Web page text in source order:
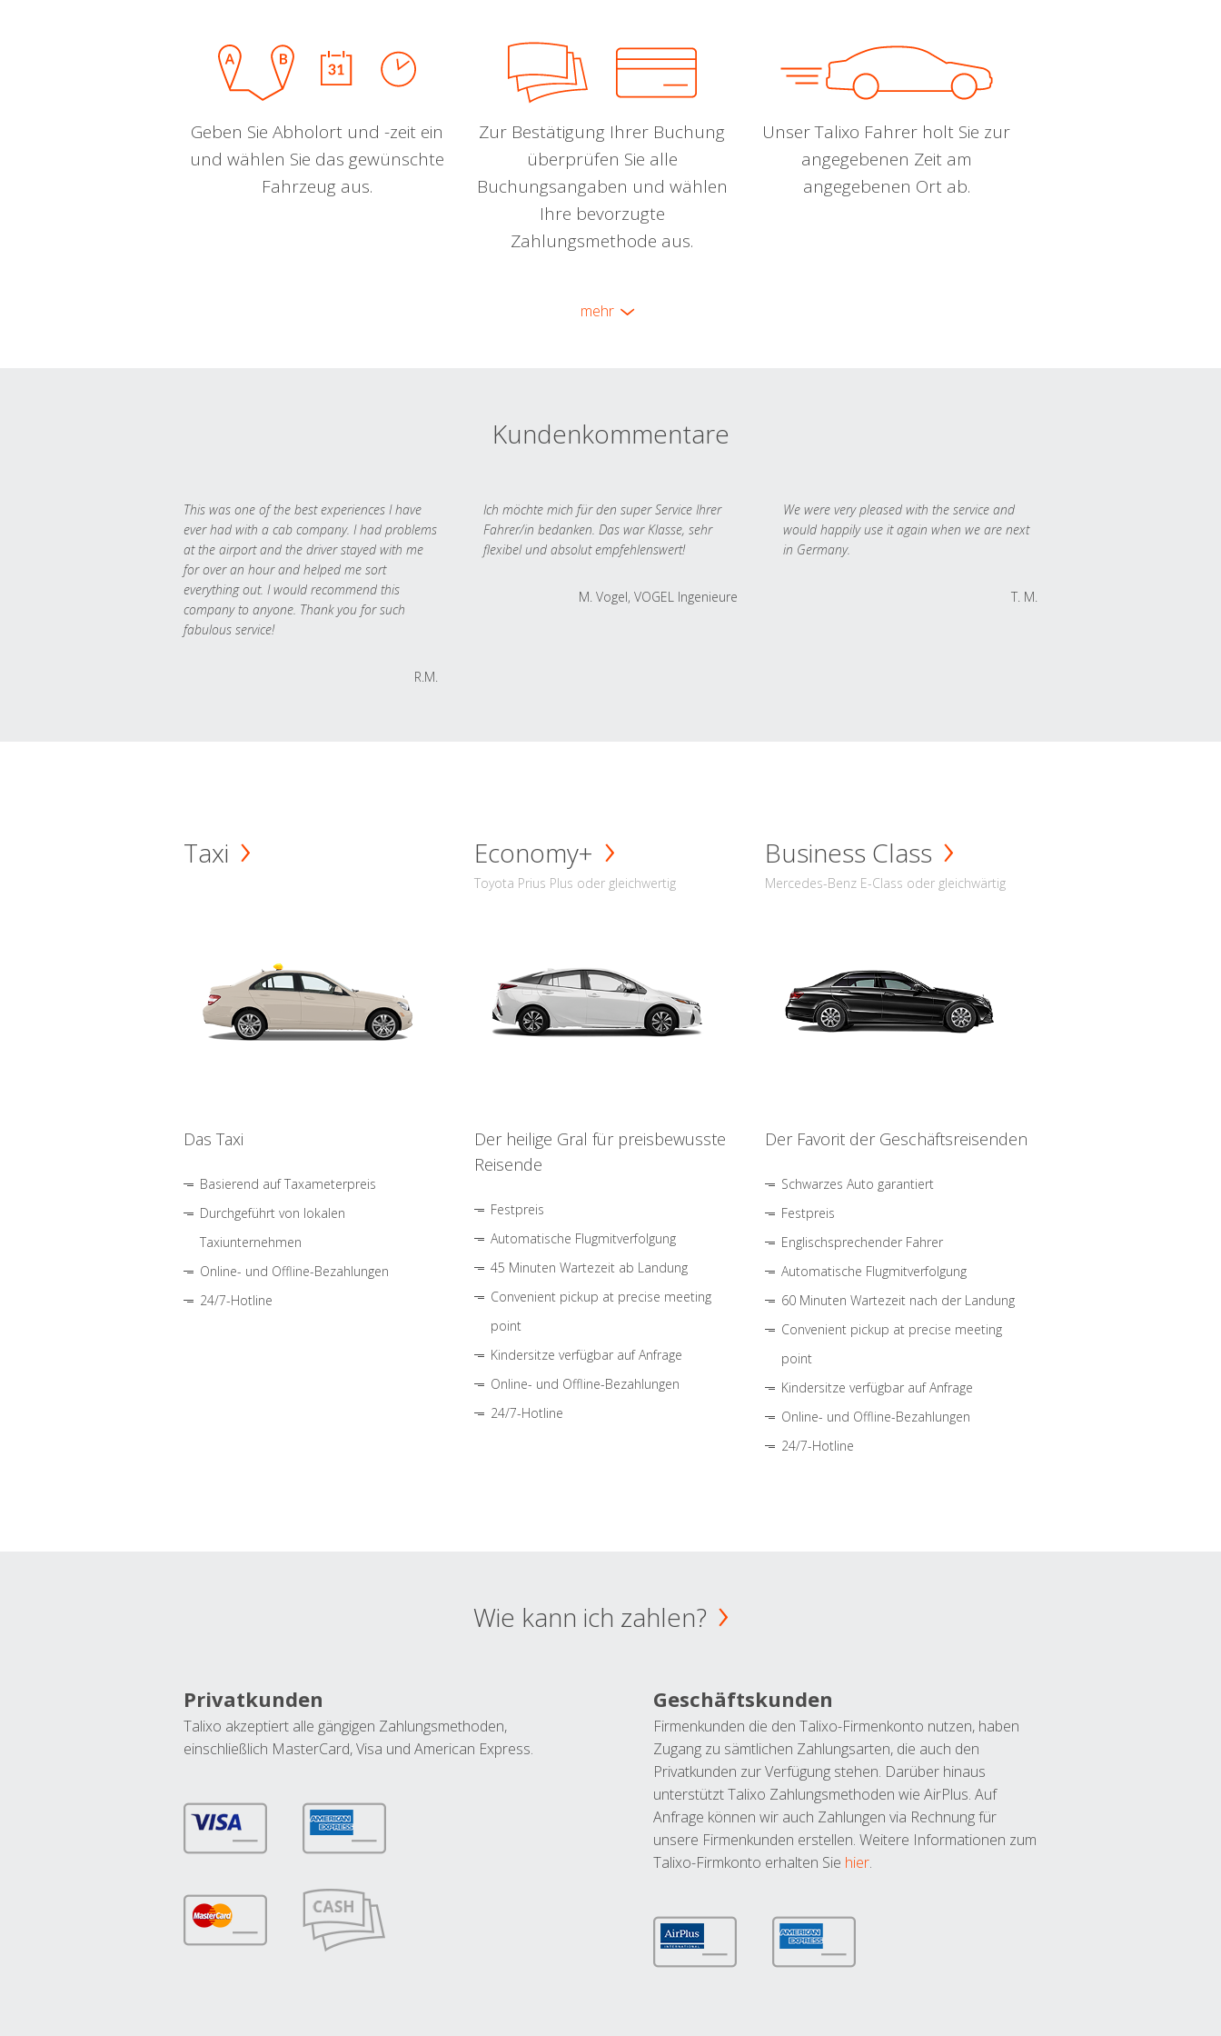
Geben Sie Abholort und -zeit ein
und wählen Sie das gewünschte
Fahrzeug aus.
Zur Bestätigung Ihrer Buchung
überprüfen Sie alle
Buchungsangaben und wählen
Ihre bevorzugte
Zahlungsmethode aus.
Unser Talixo Fahrer holt Sie zur
angegebenen Zeit am
angegebenen Ort ab.
mehr
Kundenkommentare
This was one of the best experiences I have
ever had with a cab company. I had problems
at the airport and the driver stayed with me
for over an hour and helped me sort
everything out. I would recommend this
company to anyone. Thank you for such
fabulous service!
R.M.
Ich möchte mich für den super Service Ihrer
Fahrer/in bedanken. Das war Klasse, sehr
flexibel und absolut empfehlenswert!
M. Vogel, VOGEL Ingenieure
We were very pleased with the service and
would happily use it again when we are next
in Germany.
T. M.
Taxi
Das Taxi
Basierend auf Taxameterpreis
Durchgeführt von lokalen
Taxiunternehmen
Online- und Offline-Bezahlungen
24/7-Hotline
Economy+
Toyota Prius Plus oder gleichwertig
Der heilige Gral für preisbewusste
Reisende
Festpreis
Automatische Flugmitverfolgung
45 Minuten Wartezeit ab Landung
Convenient pickup at precise meeting
point
Kindersitze verfügbar auf Anfrage
Online- und Offline-Bezahlungen
24/7-Hotline
Business Class
Mercedes-Benz E-Class oder gleichwärtig
Der Favorit der Geschäftsreisenden
Schwarzes Auto garantiert
Festpreis
Englischsprechender Fahrer
Automatische Flugmitverfolgung
60 Minuten Wartezeit nach der Landung
Convenient pickup at precise meeting
point
Kindersitze verfügbar auf Anfrage
Online- und Offline-Bezahlungen
24/7-Hotline
Wie kann ich zahlen?
Privatkunden
Talixo akzeptiert alle gängigen Zahlungsmethoden,
einschließlich MasterCard, Visa und American Express.
Geschäftskunden
Firmenkunden die den Talixo-Firmenkonto nutzen, haben
Zugang zu sämtlichen Zahlungsarten, die auch den
Privatkunden zur Verfügung stehen. Darüber hinaus
unterstützt Talixo Zahlungsmethoden wie AirPlus. Auf
Anfrage können wir auch Zahlungen via Rechnung für
unsere Firmenkunden erstellen. Weitere Informationen zum
Talixo-Firmkonto erhalten Sie hier.